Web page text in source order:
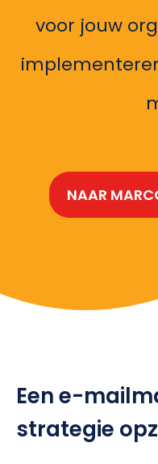
voor jouw
NAAR
Een e-
strategie